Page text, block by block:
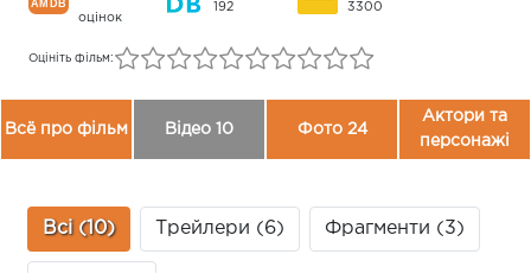
оцінок
192 3300
Оцініть фільм:
Всё про фільм Відео 10 Фото 24
Актори та
персонажі
Всі (10) Трейлери (6) Фрагменти (3)